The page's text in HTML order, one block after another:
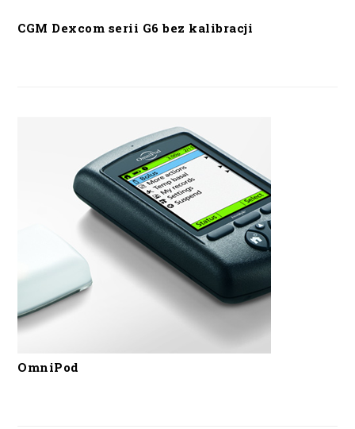
CGM Dexcom serii G6 bez kalibracji
OmniPod